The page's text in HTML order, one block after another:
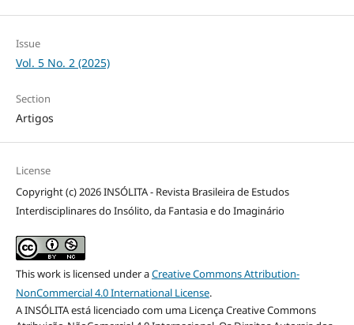
Issue
Vol. 5 No. 2 (2025)
Section
Artigos
License
Copyright (c) 2026 INSÓLITA - Revista Brasileira de Estudos
Interdisciplinares do Insólito, da Fantasia e do Imaginário
This work is licensed under aCreative Commons Attribution-
NonCommercial 4.0 International License.
A INSÓLITA está licenciado com uma Licença Creative Commons